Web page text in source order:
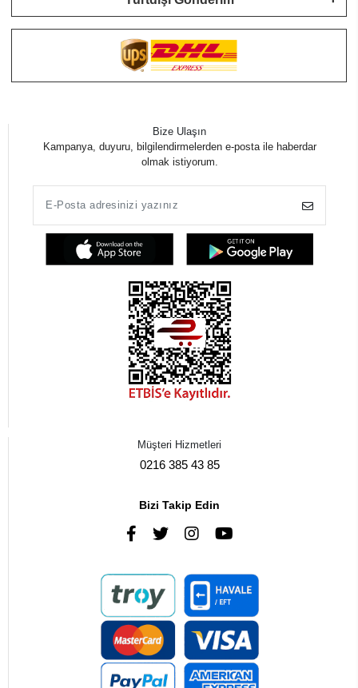
Bize Ulaşın
Kampanya, duyuru, bilgilendirmelerden e-posta ile haberdar
olmak istiyorum.
Müşteri Hizmetleri
0216 385 43 85
Bizi Takip Edin